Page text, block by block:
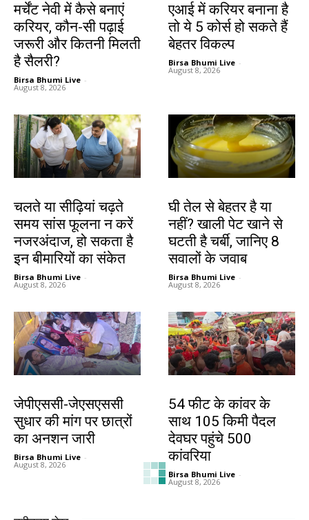
मर्चेंट नेवी में कैसे बनाएं
करियर, कौन-सी पढ़ाई
जरूरी और कितनी मिलती
है सैलरी?
Birsa Bhumi Live -
August 8, 2026
एआई में करियर बनाना है
तो ये 5 कोर्स हो सकते हैं
बेहतर विकल्प
Birsa Bhumi Live -
August 8, 2026
चलते या सीढ़ियां चढ़ते
समय सांस फूलना न करें
नजरअंदाज, हो सकता है
इन बीमारियों का संकेत
Birsa Bhumi Live -
August 8, 2026
घी तेल से बेहतर है या
नहीं? खाली पेट खाने से
घटती है चर्बी, जानिए 8
सवालों के जवाब
Birsa Bhumi Live -
August 8, 2026
जेपीएससी-जेएसएससी
सुधार की मांग पर छात्रों
का अनशन जारी
Birsa Bhumi Live -
August 8, 2026
54 फीट के कांवर के
साथ 105 किमी पैदल
देवघर पहुंचे 500
कांवरिया
Birsa Bhumi Live -
August 8, 2026